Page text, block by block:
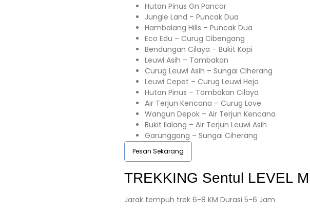
Hutan Pinus Gn Pancar
Jungle Land – Puncak Dua
Hambalang Hills – Puncak Dua
Eco Edu – Curug Cibengang
Bendungan Cilaya – Bukit Kopi
Leuwi Asih – Tambakan
Curug Leuwi Asih – Sungai CIherang
Leuwi Cepet – Curug Leuwi Hejo
Hutan Pinus – Tambakan Cilaya
Air Terjun Kencana – Curug Love
Wangun Depok – Air Terjun Kencana
Bukit Ilalang – Air Terjun Leuwi Asih
Garunggang – Sungai Ciherang
Pesan Sekarang
TREKKING Sentul LEVEL
Jarak tempuh trek 6-8 KM Durasi 5-6 Jam